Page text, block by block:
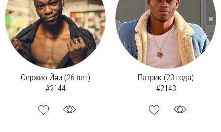
Сержио Йяи (26 лет)
#2144
Патрик (23 года)
#2143